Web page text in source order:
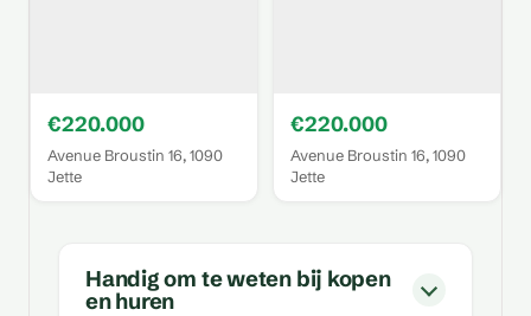
€220.000
Avenue Broustin 16, 1090
Jette
€220.000
Avenue Broustin 16, 1090
Jette
Handig om te weten bij kopen
en huren